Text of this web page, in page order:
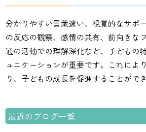
分かりやすい言葉遣い、視覚的なサポ
の反応の観察、感情の共有、前向きな
通の活動での理解深化など、子どもの
ュニケーションが重要です。これによ
り、子どもの成長を促進することがで
最近のブログ一覧